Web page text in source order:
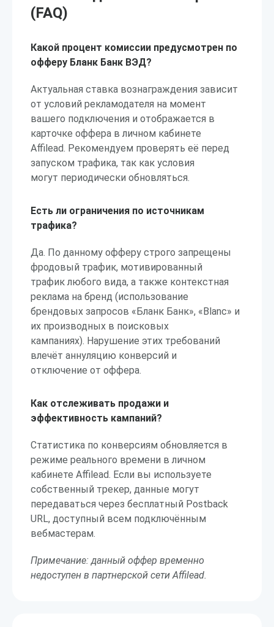
(FAQ)
Какой процент комиссии предусмотрен по
офферу Бланк Банк ВЭД?
Актуальная ставка вознаграждения зависит
от условий рекламодателя на момент
вашего подключения и отображается в
карточке оффера в личном кабинете
Affilead. Рекомендуем проверять её перед
запуском трафика, так как условия
могут периодически обновляться.
Есть ли ограничения по источникам
трафика?
Да. По данному офферу строго запрещены
фродовый трафик, мотивированный
трафик любого вида, а также контекстная
реклама на бренд (использование
брендовых запросов «Бланк Банк», «Blanc» и
их производных в поисковых
кампаниях). Нарушение этих требований
влечёт аннуляцию конверсий и
отключение от оффера.
Как отслеживать продажи и
эффективность кампаний?
Статистика по конверсиям обновляется в
режиме реального времени в личном
кабинете Affilead. Если вы используете
собственный трекер, данные могут
передаваться через бесплатный Postback
URL, доступный всем подключённым
вебмастерам.
Примечание: данный оффер временно
недоступен в партнерской сети Affilead.